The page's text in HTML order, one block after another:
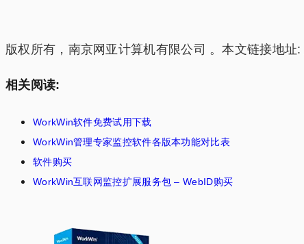
版权所有，南京网亚计算机有限公司 。本文链接地址:
相关阅读:
WorkWin软件免费试用下载
WorkWin管理专家监控软件各版本功能对比表
软件购买
WorkWin互联网监控扩展服务包 – WebID购买